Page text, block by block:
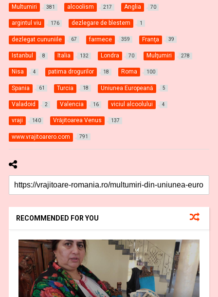
Multumiri 381 alcoolism 217 Anglia 70
argintul viu 176 dezlegare de blestem 1
dezlegat cununiile 67 farmece 359 Franţa 39
Istanbul 8 Italia 132 Londra 70 Mulţumiri 278
Nisa 4 patima drogurilor 18 Roma 100
Spania 61 Turcia 18 Uniunea Europeană 5
Valadoid 2 Valencia 16 viciul alcoolului 4
vraji 140 Vrăjitoarea Venus 137
www.vrajitoarero.com 791
RECOMMENDED FOR YOU